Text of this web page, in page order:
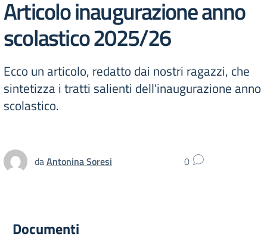
Articolo inaugurazione anno
scolastico 2025/26
Ecco un articolo, redatto dai nostri ragazzi, che
sintetizza i tratti salienti dell'inaugurazione anno
scolastico.
daAntonina Soresi 0
Documenti